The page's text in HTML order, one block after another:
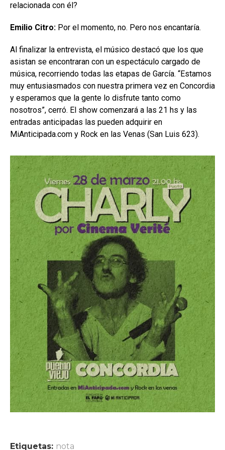
relacionada con él?
Emilio Citro: Por el momento, no. Pero nos encantaría.
Al finalizar la entrevista, el músico destacó que los que
asistan se encontraran con un espectáculo cargado de
música, recorriendo todas las etapas de García. “Estamos
muy entusiasmados con nuestra primera vez en Concordia
y esperamos que la gente lo disfrute tanto como
nosotros”, cerró. El show comenzará a las 21 hs y las
entradas anticipadas las pueden adquirir en
MiAnticipada.com y Rock en las Venas (San Luis 623).
Etiquetas: nota